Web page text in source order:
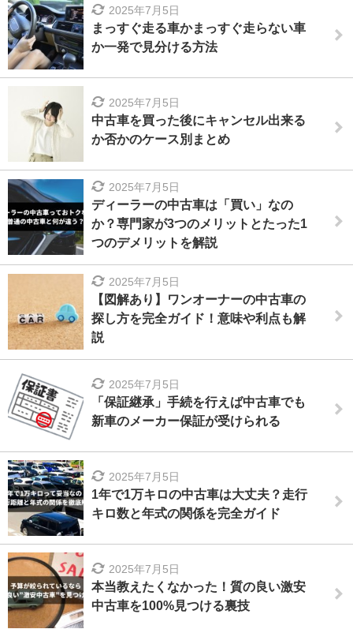
2025年7月5日
まっすぐ走る車かまっすぐ走らない車
か一発で見分ける方法
2025年7月5日
中古車を買った後にキャンセル出来る
か否かのケース別まとめ
2025年7月5日
ディーラーの中古車は「買い」なの
か？専門家が3つのメリットとたった1
つのデメリットを解説
2025年7月5日
【図解あり】ワンオーナーの中古車の
探し方を完全ガイド！意味や利点も解
説
2025年7月5日
「保証継承」手続を行えば中古車でも
新車のメーカー保証が受けられる
2025年7月5日
1年で1万キロの中古車は大丈夫？走行
キロ数と年式の関係を完全ガイド
2025年7月5日
本当教えたくなかった！質の良い激安
中古車を100%見つける裏技